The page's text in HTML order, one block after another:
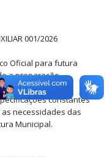
001/2026
Oficial para futura
a preparação,
(Eletrônico e
constantes
necessidades das
Municipal.